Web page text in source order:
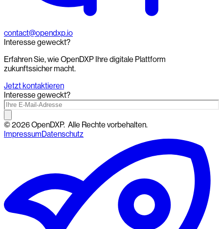
contact@opendxp.io
Interesse geweckt?
Erfahren Sie, wie OpenDXP Ihre digitale Plattform
zukunftssicher macht.
Jetzt kontaktieren
Interesse geweckt?
©2026OpenDXP. Alle Rechte vorbehalten.
ImpressumDatenschutz